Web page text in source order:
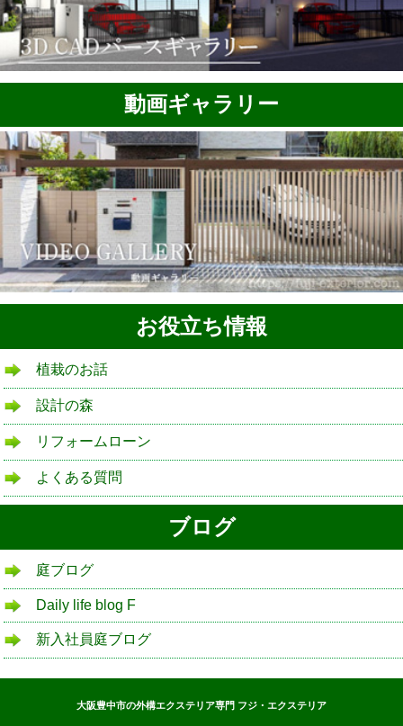
動画ギャラリー
お役立ち情報
植栽のお話
設計の森
リフォームローン
よくある質問
ブログ
庭ブログ
Daily life blog F
新入社員庭ブログ
大阪豊中市の外構エクステリア専門 フジ・エクステリア